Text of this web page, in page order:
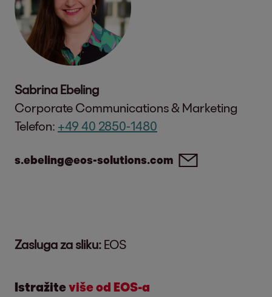
Sabrina Ebeling
Corporate Communications & Marketing
Telefon: +49 40 2850-1480
s.ebeling@eos-solutions.com
Zasluga za sliku: EOS
Istražiteviše od EOS-a